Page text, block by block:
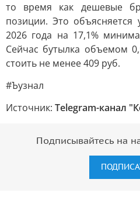
то время как дешевые
позиции. Это объясняется
2026 года на 17,1%
Сейчас бутылка объемом
стоить не менее 409 руб.
#Ъузнал
Источник: Telegram-канал
Подписывайтесь на